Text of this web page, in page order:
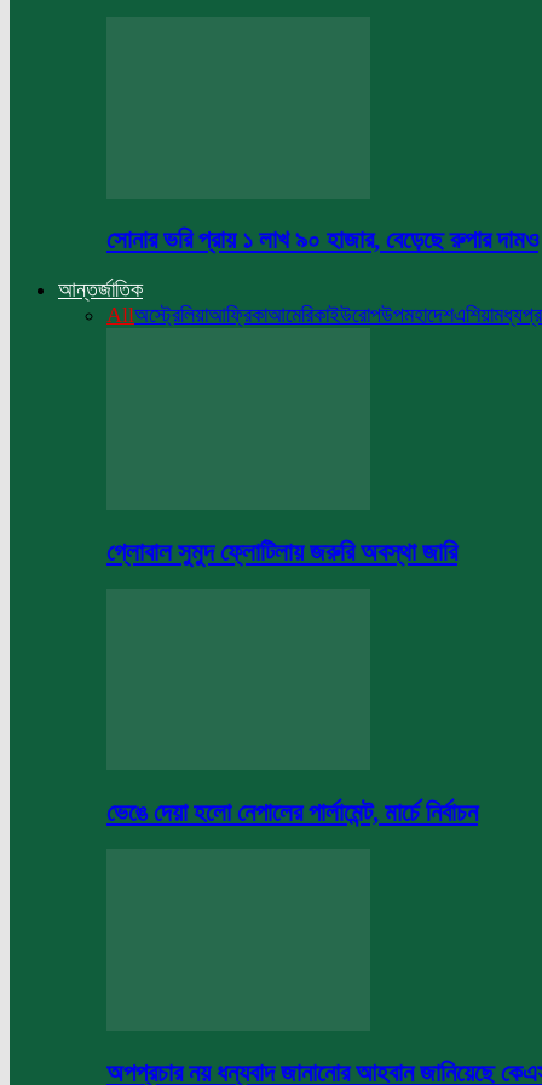
সোনার ভরি প্রায় ১ লাখ ৯০ হাজার, বেড়েছে রুপার দামও
আন্তর্জাতিক
Allঅস্ট্রেলিয়াআফ্রিকাআমেরিকাইউরোপউপমহাদেশএশিয়া
গ্লোবাল সুমুদ ফ্লোটিলায় জরুরি অবস্থা জারি
ভেঙে দেয়া হলো নেপালের পার্লামেন্ট, মার্চে নির্বাচন
অপপ্রচার নয় ধন্যবাদ জানানোর আহবান জানিয়েছে